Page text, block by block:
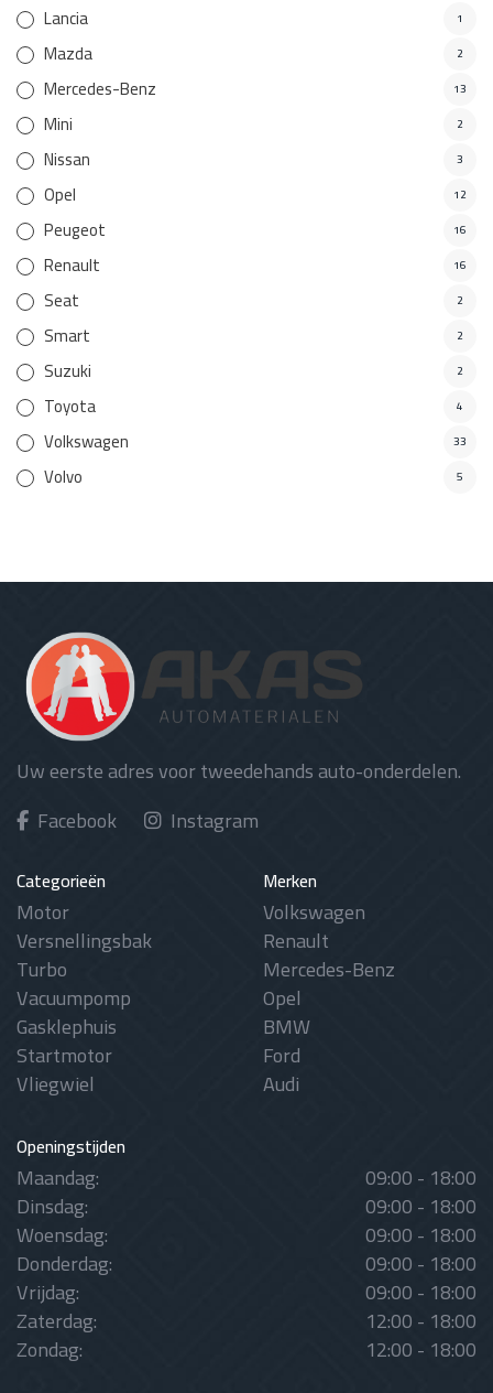
Lancia 1
Mazda 2
Mercedes-Benz 13
Mini 2
Nissan 3
Opel 12
Peugeot 16
Renault 16
Seat 2
Smart 2
Suzuki 2
Toyota 4
Volkswagen 33
Volvo 5
Uw eerste adres voor tweedehands auto-onderdelen.
Facebook
Instagram
Categorieën
Motor
Versnellingsbak
Turbo
Vacuumpomp
Gasklephuis
Startmotor
Vliegwiel
Merken
Volkswagen
Renault
Mercedes-Benz
Opel
BMW
Ford
Audi
Openingstijden
Maandag: 09:00 - 18:00
Dinsdag: 09:00 - 18:00
Woensdag: 09:00 - 18:00
Donderdag: 09:00 - 18:00
Vrijdag: 09:00 - 18:00
Zaterdag: 12:00 - 18:00
Zondag: 12:00 - 18:00